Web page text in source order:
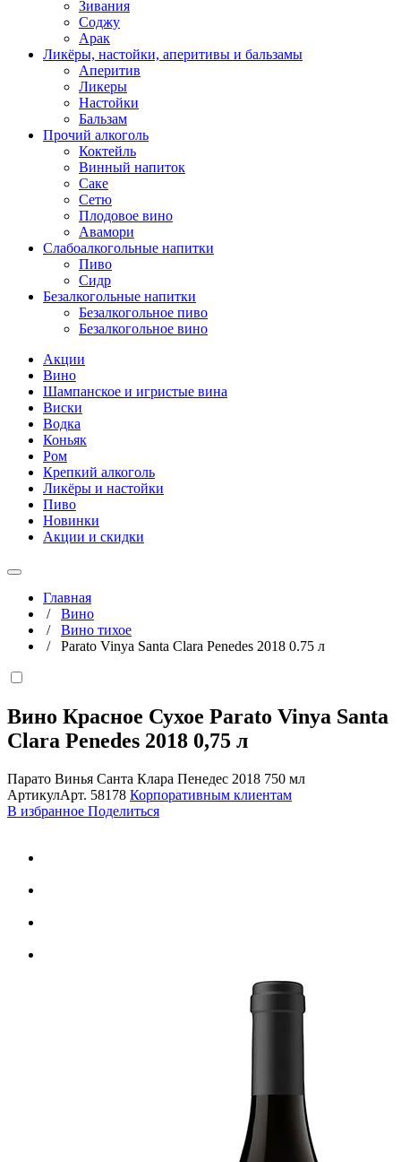
Зивания
Соджу
Арак
Ликёры, настойки, аперитивы и бальзамы
Аперитив
Ликеры
Настойки
Бальзам
Прочий алкоголь
Коктейль
Винный напиток
Саке
Сетю
Плодовое вино
Авамори
Слабоалкогольные напитки
Пиво
Сидр
Безалкогольные напитки
Безалкогольное пиво
Безалкогольное вино
Акции
Вино
Шампанское и игристые вина
Виски
Водка
Коньяк
Ром
Крепкий алкоголь
Ликёры и настойки
Пиво
Новинки
Акции и скидки
Главная
/ Вино
/ Вино тихое
/ Parato Vinya Santa Clara Penedes 2018 0.75 л
Вино Красное Сухое Parato Vinya Santa
Clara Penedes 2018 0,75 л
Парато Винья Санта Клара Пенедес 2018 750 мл
АртикулАрт. 58178 Корпоративным клиентам
В избранное Поделиться